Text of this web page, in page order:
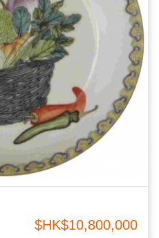
$HK$10,800,000